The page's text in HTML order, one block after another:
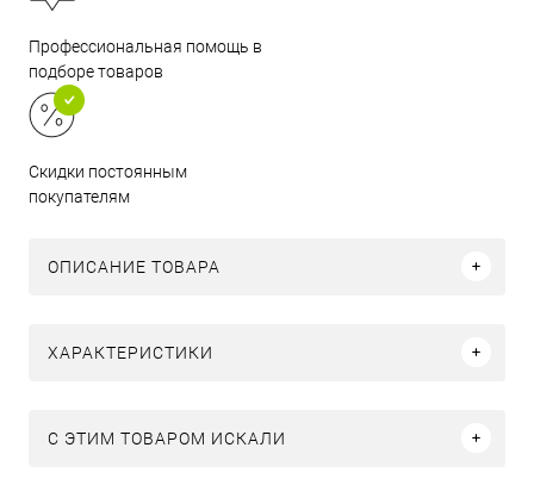
Профессиональная помощь в
подборе товаров
Скидки постоянным
покупателям
ОПИСАНИЕ ТОВАРА
ХАРАКТЕРИСТИКИ
C ЭТИМ ТОВАРОМ ИСКАЛИ